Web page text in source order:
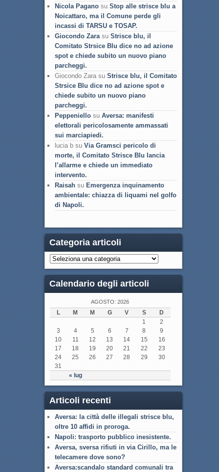
Nicola Paganosu Stop alle strisce blu a
Noicattaro, ma il Comune perde gli
incassi di TARSU e TOSAP.
Giocondo Zarasu Strisce blu, il
Comitato Strsice Blu dice no ad azione
spot e chiede subito un nuovo piano
parcheggi.
Giocondo Zara su Strisce blu, il Comitato
Strsice Blu dice no ad azione spot e
chiede subito un nuovo piano
parcheggi.
Peppeniellosu Aversa: manifesti
elettorali pericolosamente ammassati
sui marciapiedi.
lucia b su Via Gramsci pericolo di
morte, il Comitato Strisce Blu lancia
l’allarme e chiede un immediato
intervento.
Raisahsu Emergenza inquinamento
ambientale: chiazza di liquami nel golfo
di Napoli.
Categoria articoli
Calendario degli articoli
AGOSTO: 2026
L M M G V S D
« lug
1
2
3
4 5 6 7 8
9
10
11 12 13 14 15
16
17
18 19 20 21 22
23
24
25 26 27 28 29
30
31
Articoli recenti
Aversa: la città delle illegali strisce blu,
oltre 10 affidi in proroga.
Napoli: trasporto pubblico inesistente.
Aversa, sversa rifiuti in via Cirillo, ma le
telecamere dove sono?
Aversa:scandalo standard comunali tra